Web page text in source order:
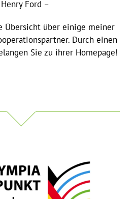
Ford –
Übersicht über einige meiner
Durch einen
Sie zu ihrer Homepage!